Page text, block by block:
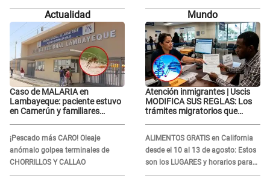
necesitar tu prueba de ADN
RECONCILIACIÓN con Marcelo
Tinelli en TV argentina
Actualidad
Caso de MALARIA en
Lambayeque: paciente estuvo
en Camerún y familiares
¡Pescado más CARO! Oleaje
anómalo golpea terminales de
CHORRILLOS Y CALLAO
Mundo
Atención inmigrantes | Uscis
MODIFICA SUS REGLAS: Los
trámites migratorios que
ALIMENTOS GRATIS en California
desde el 10 al 13 de agosto: Estos
son los LUGARES y horarios para
recibir la ayuda